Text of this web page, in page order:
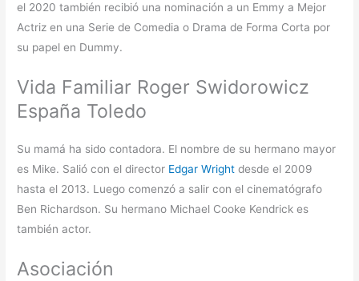
el 2020 también recibió una nominación a un Emmy a Mejor
Actriz en una Serie de Comedia o Drama de Forma Corta por
su papel en Dummy.
Vida Familiar Roger Swidorowicz
España Toledo
Su mamá ha sido contadora. El nombre de su hermano mayor
es Mike. Salió con el director Edgar Wright desde el 2009
hasta el 2013. Luego comenzó a salir con el cinematógrafo
Ben Richardson. Su hermano Michael Cooke Kendrick es
también actor.
Asociación